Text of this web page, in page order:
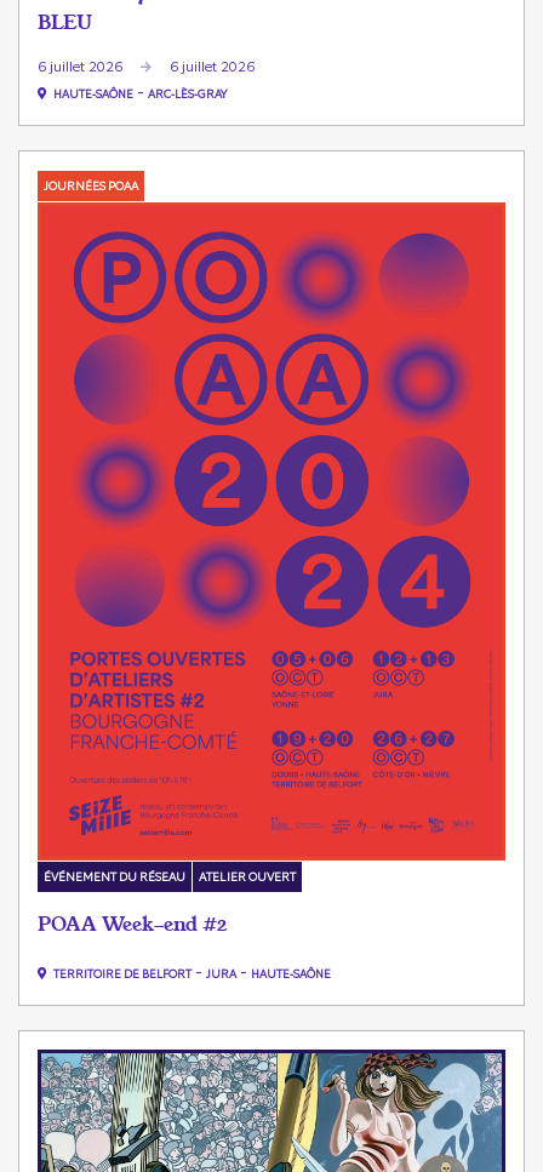
BLEU
6 juillet 2026 6 juillet 2026
HAUTE-SAÔNE - ARC-LÈS-GRAY
JOURNÉES POAA
ÉVÉNEMENT DU RÉSEAU ATELIER OUVERT
POAA Week-end #2
TERRITOIRE DE BELFORT- JURA- HAUTE-SAÔNE